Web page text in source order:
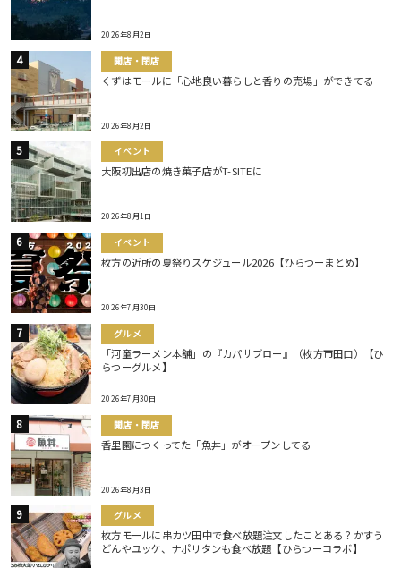
2026年8月2日
開店・閉店
くずはモールに「心地良い暮らしと香りの売場」ができてる
2026年8月2日
イベント
大阪初出店の焼き菓子店がT-SITEに
2026年8月1日
イベント
枚方の近所の夏祭りスケジュール2026【ひらつーまとめ】
2026年7月30日
グルメ
「河童ラーメン本舗」の『カパサブロー』（枚方市田口）【ひ
らつーグルメ】
2026年7月30日
開店・閉店
香里園につくってた「魚丼」がオープンしてる
2026年8月3日
グルメ
枚方モールに串カツ田中で食べ放題注文したことある？かすう
どんやユッケ、ナポリタンも食べ放題【ひらつーコラボ】